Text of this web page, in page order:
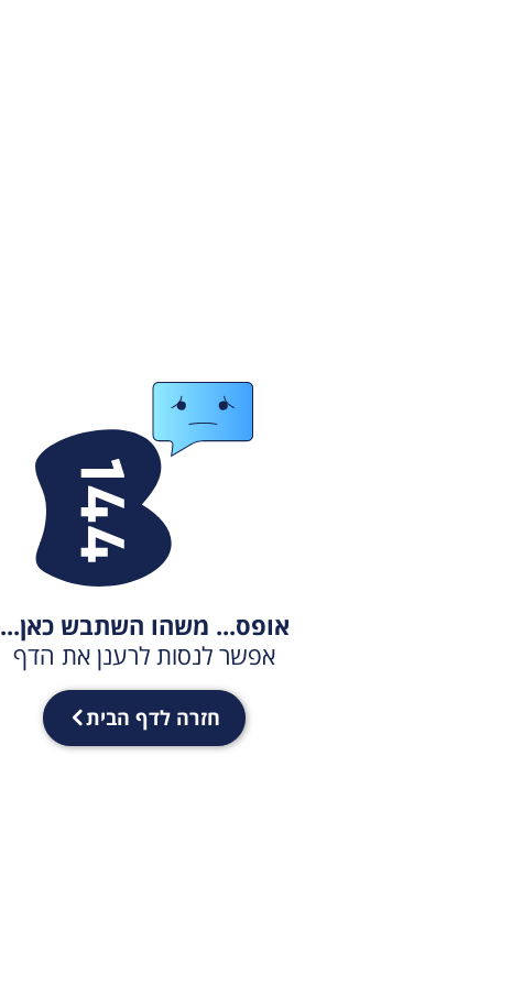
אופס... משהו השתבש כאן...
אפשר לנסות לרענן את הדף
חזרה לדף הבית